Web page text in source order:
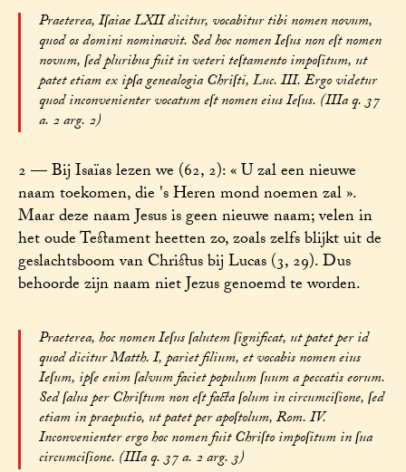
Praeterea, Iſaiae LXII dicitur, vocabitur tibi nomen novum,
quod os domini nominavit. Sed hoc nomen Ieſus non eſt nomen
novum, ſed pluribus fuit in veteri teſtamento impoſitum, ut
patet etiam ex ipſa genealogia Chriſti, Luc. III. Ergo videtur
quod inconvenienter vocatum eſt nomen eius Ieſus. (IIIa q. 37
a. 2 arg. 2)
2 — Bij Isaïas lezen we (62, 2): « U zal een nieuwe
naam toekomen, die 's Heren mond noemen zal ».
Maar deze naam Jesus is geen nieuwe naam; velen in
het oude Testament heetten zo, zoals zelfs blijkt uit de
geslachtsboom van Christus bij Lucas (3, 29). Dus
behoorde zijn naam niet Jezus genoemd te worden.
Praeterea, hoc nomen Ieſus ſalutem ſignificat, ut patet per id
quod dicitur Matth. I, pariet filium, et vocabis nomen eius
Ieſum, ipſe enim ſalvum faciet populum ſuum a peccatis eorum.
Sed ſalus per Chriſtum non eſt facta ſolum in circumciſione, ſed
etiam in praeputio, ut patet per apoſtolum, Rom. IV.
Inconvenienter ergo hoc nomen fuit Chriſto impoſitum in ſua
circumciſione. (IIIa q. 37 a. 2 arg. 3)